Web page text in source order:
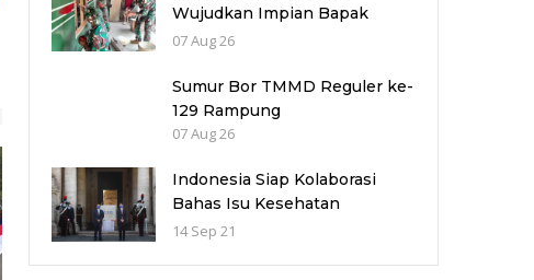
Wujudkan Impian Bapak
Sunarji
07 Aug 26
Sumur Bor TMMD Reguler ke-
129 Rampung
07 Aug 26
Indonesia Siap Kolaborasi
Bahas Isu Kesehatan
Presidensi G20 pada 2022
14 Sep 21